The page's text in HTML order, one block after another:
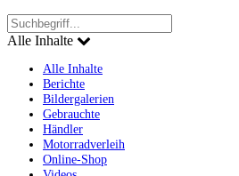
Alle Inhalte
Alle Inhalte
Berichte
Bildergalerien
Gebrauchte
Händler
Motorradverleih
Online-Shop